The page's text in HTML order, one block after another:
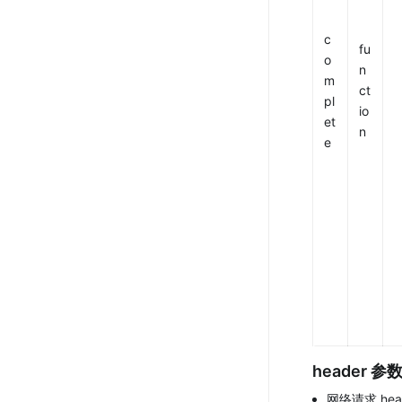
c
o
m
pl
et
e
fu
n
ct
io
n
header 参
网络请求